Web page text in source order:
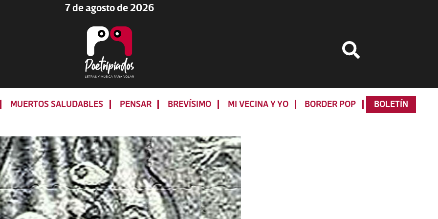
7 de agosto de 2026
LETRAS
Y
PARA
VOLAR
MUERTOS SALUDABLES PENSAR BREVÍSIMO MI VECINA Y YO BORDER POP BOLETÍN